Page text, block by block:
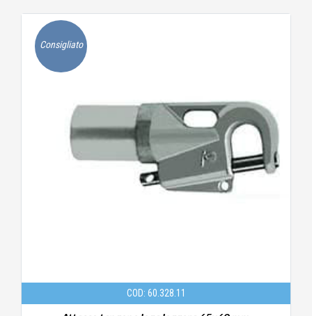
Consigliato
COD: 60.328.11